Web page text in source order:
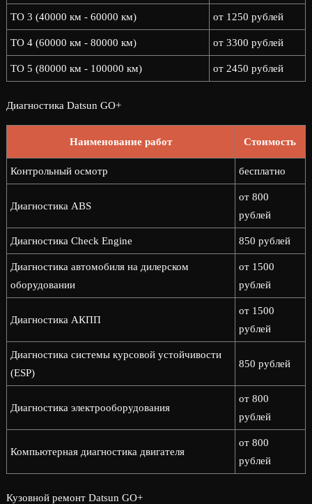
ТО 3 (40000 км - 60000 км) от 1250 рублей
ТО 4 (60000 км - 80000 км) от 3300 рублей
ТО 5 (80000 км - 100000 км) от 2450 рублей
Диагностика Datsun GO+
Наименование работ Стоимость
Контрольный осмотр бесплатно
Диагностика ABS
от 800
рублей
Диагностика Check Engine 850 рублей
Диагностика автомобиля на дилерском
оборудовании
от 1500
рублей
Диагностика АКПП
от 1500
рублей
Диагностика системы курсовой устойчивости
(ESP)
850 рублей
Диагностика электрооборудования
от 800
рублей
Компьютерная диагностика двигателя
от 800
рублей
Кузовной ремонт Datsun GO+